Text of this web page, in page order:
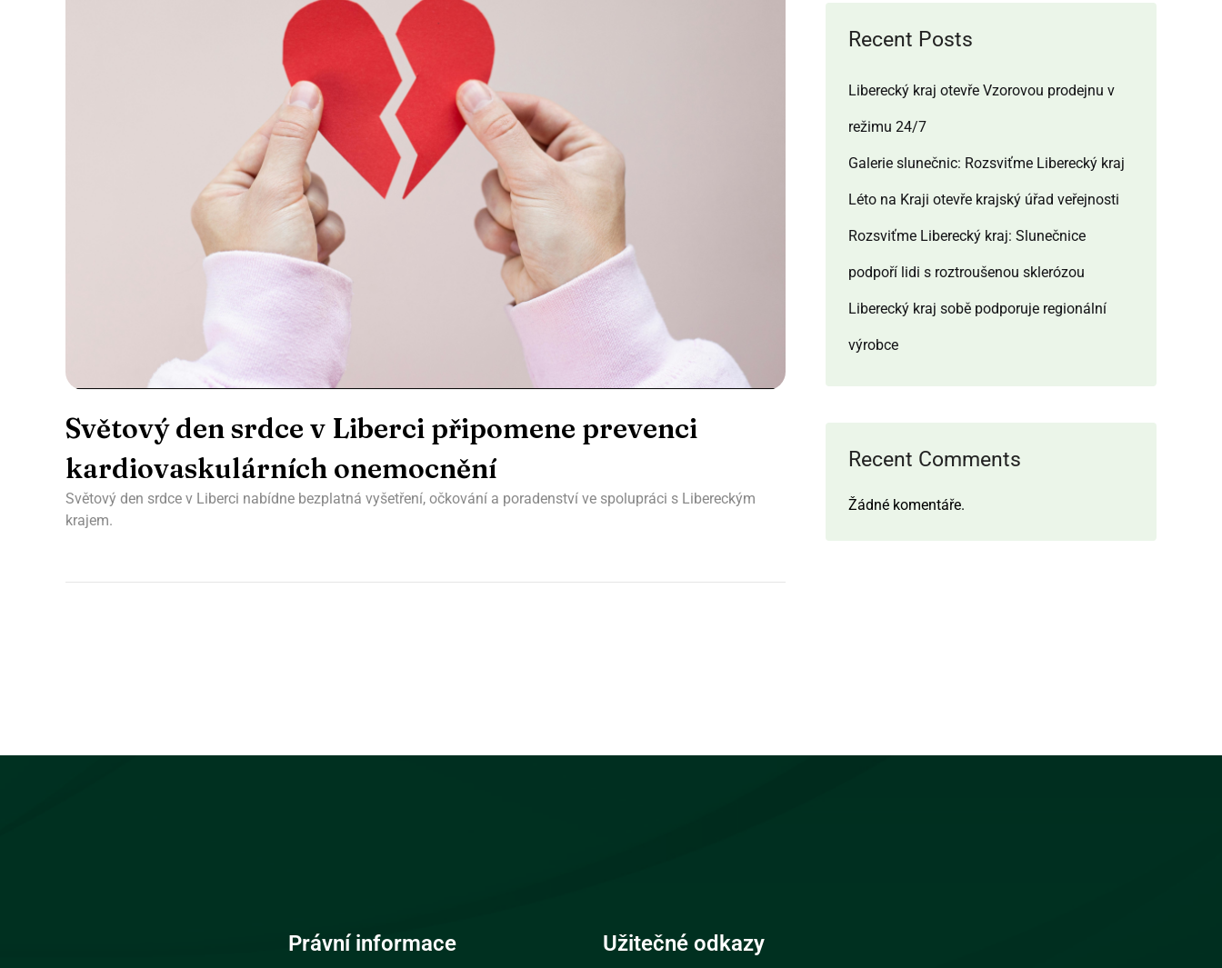
Recent Posts
Liberecký kraj otevře Vzorovou prodejnu v
režimu 24/7
Galerie slunečnic: Rozsviťme Liberecký kraj
Léto na Kraji otevře krajský úřad veřejnosti
Rozsviťme Liberecký kraj: Slunečnice
podpoří lidi s roztroušenou sklerózou
Liberecký kraj sobě podporuje regionální
výrobce
Recent Comments
Žádné komentáře.
Světový den srdce v Liberci připomene prevenci
kardiovaskulárních onemocnění
Světový den srdce v Liberci nabídne bezplatná vyšetření, očkování a poradenství ve spolupráci s Libereckým
krajem.
Právní informace Užitečné odkazy